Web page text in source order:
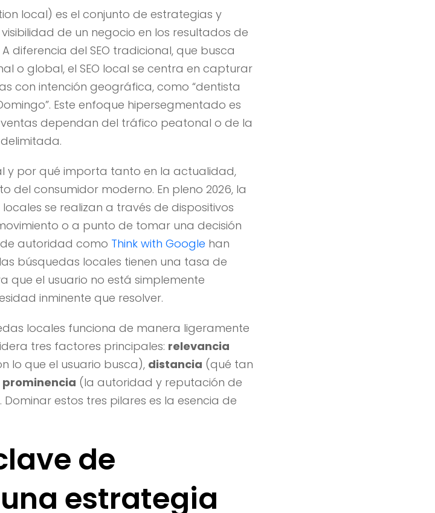
local) es el conjunto de estrategias y
de un negocio en los resultados de
diferencia del SEO tradicional, que busca
o global, el SEO local se centra en capturar
con intención geográfica, como “dentista
Este enfoque hipersegmentado es
dependan del tráfico peatonal o de la
y por qué importa tanto en la actualidad,
consumidor moderno. En pleno 2026, la
se realizan a través de dispositivos
o a punto de tomar una decisión
autoridad como Think with Google han
búsquedas locales tienen una tasa de
que el usuario no está simplemente
inminente que resolver.
locales funciona de manera ligeramente
tres factores principales: relevancia
lo que el usuario busca), distancia (qué tan
prominencia (la autoridad y reputación de
estos tres pilares es la esencia de
de
estrategia